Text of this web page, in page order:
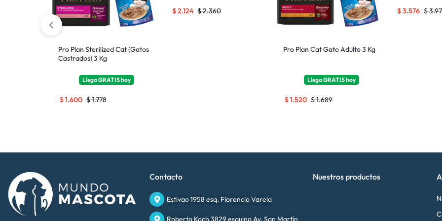
Pro Plan Sterilized Cat (Gatos
Castrados) 3 Kg
LlegaGRATIShoy
$1.778
$1.600
$2.360
$2.124
Pro Plan Cat Gato Adulto 3 Kg
LlegaGRATIShoy
$1.689
$1.520
$
$3.576
Contacto
Estivao 1958 esq. Florencio Varela
Roberto Koch 3829 esquina Av. San Martín
Nuestros productos